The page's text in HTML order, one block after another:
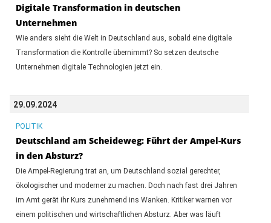
Digitale Transformation in deutschen
Unternehmen
Wie anders sieht die Welt in Deutschland aus, sobald eine digitale
Transformation die Kontrolle übernimmt? So setzen deutsche
Unternehmen digitale Technologien jetzt ein.
29.09.2024
POLITIK
Deutschland am Scheideweg: Führt der Ampel-Kurs
in den Absturz?
Die Ampel-Regierung trat an, um Deutschland sozial gerechter,
ökologischer und moderner zu machen. Doch nach fast drei Jahren
im Amt gerät ihr Kurs zunehmend ins Wanken. Kritiker warnen vor
einem politischen und wirtschaftlichen Absturz. Aber was läuft